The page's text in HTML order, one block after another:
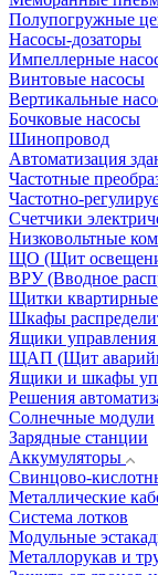
Полупогружные
Насосы-дозаторы
Импеллерные
Винтовые насосы
Вертикальные
Бочковые насосы
Шинопровод
Автоматизация
Частотные
Частотно-
Счетчики
Низковольтные
ЩО (Щит
ВРУ (Вводное
Щитки квартирные
Шкафы
Ящики управления
ЩАП (Щит
Ящики и шкафы
Решения
Солнечные модули
Зарядные станции
Аккумуляторы
Свинцово-
Металлические
Система лотков
Модульные
Металлорукав и